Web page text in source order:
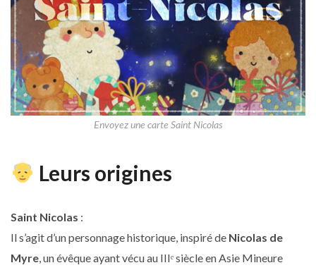
Envoyez une carte Saint Nicolas
Leurs origines
Saint Nicolas :
Il s’agit d’un personnage historique, inspiré de Nicolas de
Myre, un évêque ayant vécu au IIIᵉ siècle en Asie Mineure